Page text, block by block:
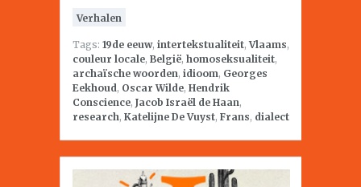
Verhalen
Tags: 19de eeuw, intertekstualiteit,Vlaams,
couleur locale, België, homoseksualiteit,
archaïsche woorden, idioom, Georges
Eekhoud, Oscar Wilde, Hendrik
Conscience, Jacob Israël de Haan,
research, Katelijne De Vuyst, Frans, dialect